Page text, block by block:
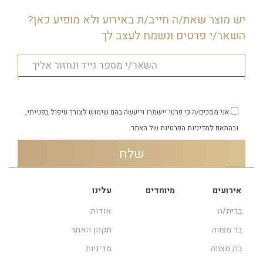
יש מוצר שאת/ה חייב/ת באירוע ולא מופיע כאן?
השאר/י פרטים ונשמח לעצב לך
אני מסכים/ה כי פרטי יישמרו וייעשה בהם שימוש לצורך טיפול בפנייתי,
ובהתאם למדיניות הפרטיות של האתר.
אירועים
ברית/ה
בר מצווה
בת מצווה
מיוחדים
עלינו
אודות
תקנון האתר
מדיניות